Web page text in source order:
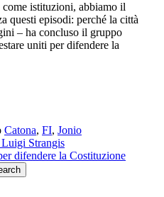
istituzioni, abbiamo il
questi episodi: perché la città
– ha concluso il gruppo
uniti per difendere la
Catona, FI, Jonio
Strangis
difendere la Costituzione